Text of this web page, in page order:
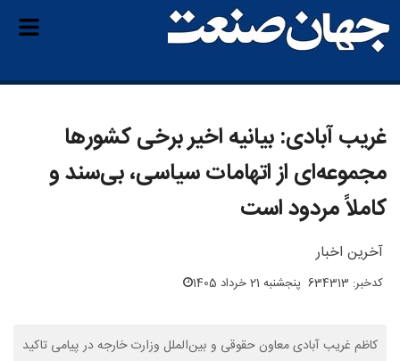
غریب آبادی: بیانیه اخیر برخی کشورها
مجموعه‌ای از اتهامات سیاسی، بی‌سند و
کاملاً مردود است
آخرین اخبار
کدخبر: 634313 پنجشنبه 21 خرداد 1405
کاظم غریب آبادی معاون حقوقی و بین‌الملل وزارت خارجه در پیامی تاکید